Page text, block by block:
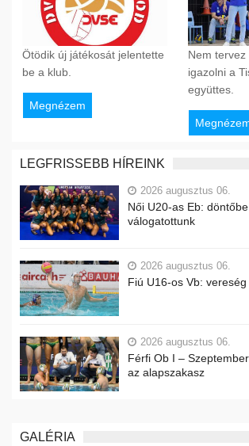
Ötödik új játékosát jelentette
be a klub.
Megnézem
Nem
igazolni a
együttes.
LEGFRISSEBB HÍREINK
2026 augusztus 06.
Női U20-as Eb:
válogatottunk
2026 augusztus 06.
Fiú U16-os Vb:
2026 augusztus 06.
Férfi Ob I –
az alapszakasz
GALÉRIA